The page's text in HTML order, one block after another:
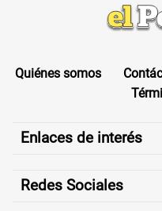
Quiénes somos
Enlaces de interés
Redes Sociales